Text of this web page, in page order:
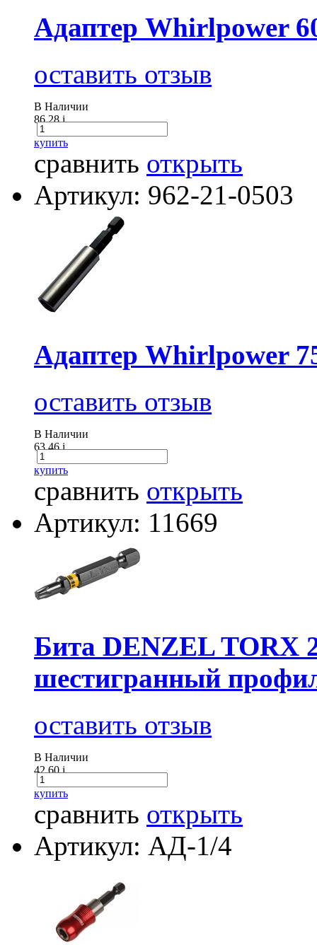
Адаптер Whirlpower
оставить отзыв
В Наличии
86.28i
купить
сравнить открыть
Артикул: 962-21-0503
Адаптер Whirlpower
оставить отзыв
В Наличии
63.46i
купить
сравнить открыть
Артикул: 11669
Бита DENZEL TORX
шестигранный
оставить отзыв
В Наличии
42.60i
купить
сравнить открыть
Артикул: АД-1/4